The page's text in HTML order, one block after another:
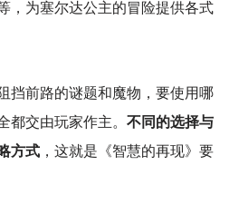
，为塞尔达公主的冒险提供各式
挡前路的谜题和魔物，要使用哪
都交由玩家作主。 不同的选择与
方式 ，这就是《智慧的再现》要